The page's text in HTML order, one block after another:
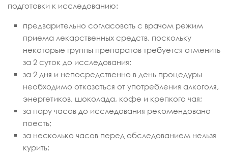
подготовки к исследованию:
предварительно согласовать с врачом режим
приема лекарственных средств, поскольку
некоторые группы препаратов требуется отменить
за 2 суток до исследования;
за 2 дня и непосредственно в день процедуры
необходимо отказаться от употребления алкоголя,
энергетиков, шоколада, кофе и крепкого чая;
за пару часов до исследования рекомендовано
поесть;
за несколько часов перед обследованием нельзя
курить;